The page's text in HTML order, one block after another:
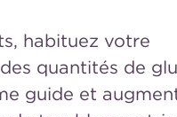
habituez votre
quantités de
guide et